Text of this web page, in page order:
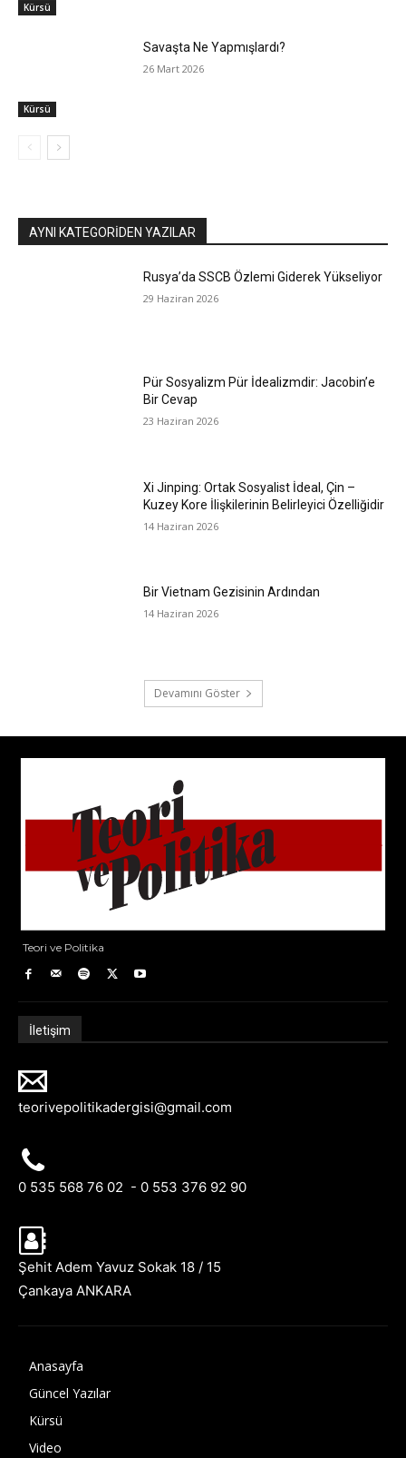
Kürsü
Kürsü
Savaşta Ne Yapmışlardı?
26 Mart 2026
AYNI KATEGORIDEN YAZILAR
Rusya’da SSCB Özlemi Giderek Yükseliyor
29 Haziran 2026
Pür Sosyalizm Pür İdealizmdir: Jacobin’e
Bir Cevap
23 Haziran 2026
Xi Jinping: Ortak Sosyalist İdeal, Çin –
Kuzey Kore İlişkilerinin Belirleyici Özelliğidir
14 Haziran 2026
Bir Vietnam Gezisinin Ardından
14 Haziran 2026
Devamını Göster
Teori ve Politika
İletişim
teorivepolitikadergisi@gmail.com
0 535 568 76 02 - 0 553 376 92 90
Şehit Adem Yavuz Sokak 18 / 15
Çankaya ANKARA
Anasayfa
Güncel Yazılar
Kürsü
Video